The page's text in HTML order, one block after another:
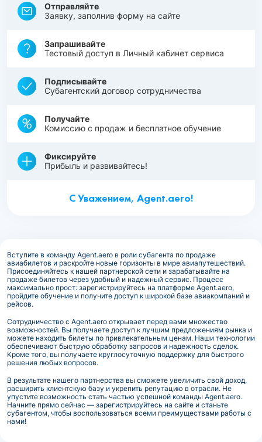
Отправляйте
Заявку, заполнив форму на сайте
Запрашивайте
Тестовый доступ в Личный кабинет сервиса
Подписывайте
Субагентский договор сотрудничества
Получайте
Комиссию с продаж и бесплатное обучение
Фиксируйте
Прибыль и развивайтесь!
С Уважением, Agent.aero!
Вступите в команду Agent.aero в роли субагента по продаже
авиабилетов и раскройте новые горизонты в мире авиапутешествий.
Присоединяйтесь к нашей партнерской сети и зарабатывайте на
продаже билетов через удобный и надежный сервис. Процесс
максимально прост: зарегистрируйтесь на платформе Agent.aero,
пройдите обучение и получите доступ к широкой базе авиакомпаний и
рейсов.
Сотрудничество с Agent.aero открывает перед вами множество
возможностей. Вы получаете доступ к лучшим предложениям рынка и
можете находить билеты по привлекательным ценам. Наши технологии
обеспечивают быструю обработку запросов и надежность сделок.
Кроме того, вы получаете круглосуточную поддержку для быстрого
решения любых вопросов.
В результате нашего партнерства вы сможете увеличить свой доход,
расширить клиентскую базу и укрепить репутацию в отрасли. Не
упустите возможность стать частью успешной команды Agent.aero.
Начните прямо сейчас — зарегистрируйтесь на сайте и станьте
субагентом, чтобы воспользоваться всеми преимуществами работы с
нами!